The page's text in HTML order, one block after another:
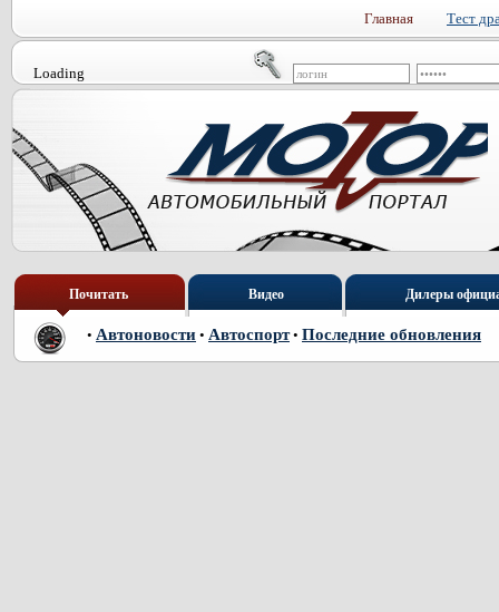
Главная Тест
Loading
Почитать Видео Дилеры
• Автоновости • Автоспорт• Последние обновления